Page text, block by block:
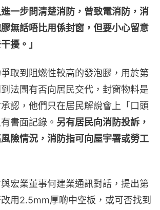
一步問清楚消防，曾致電消防，消
無話唔比用係封窗，但要小心留意
擾。」
取到阻燃性較高的發泡膠，用於第
法團有否向居民交代，封窗物料是
認，他們只在居民解說會上「口頭
書面記錄。 另有居民向消防投訴，
險情況，消防指可向屋宇署或勞工
宏業董事何建業通訊對話，提出第
用2.5mm厚啲中空板，或可否找到